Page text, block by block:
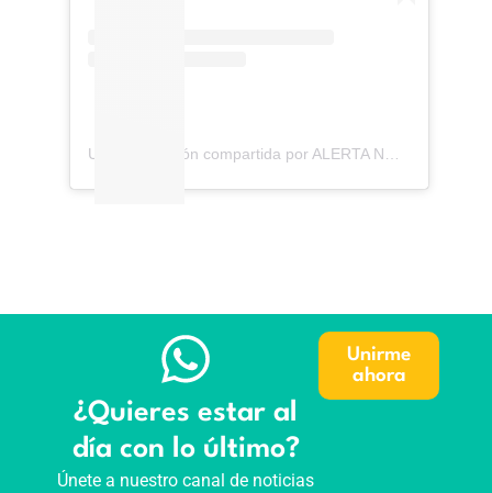
¿Quieres estar al
día con lo último?
Únete a nuestro canal de noticias
Unirme
ahora